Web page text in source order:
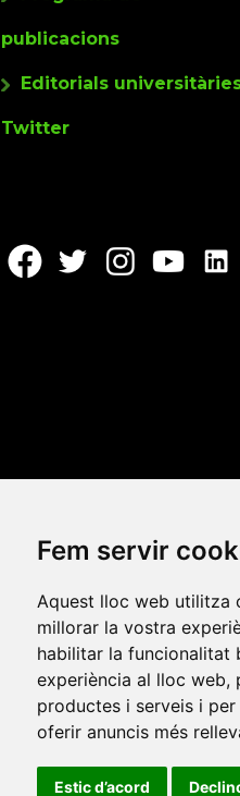
Fem servir
Aquest lloc web utilitza
millorar la vostra
habilitar la funcionalitat
experiència al lloc web,
productes i serveis i
oferir anuncis més
Estic d’acord
publicacions
Editorials
Twitter
Autònoma de Barcelona•
de Catalunya•
•Universitat Politècnica
de Sàsser •Universitat